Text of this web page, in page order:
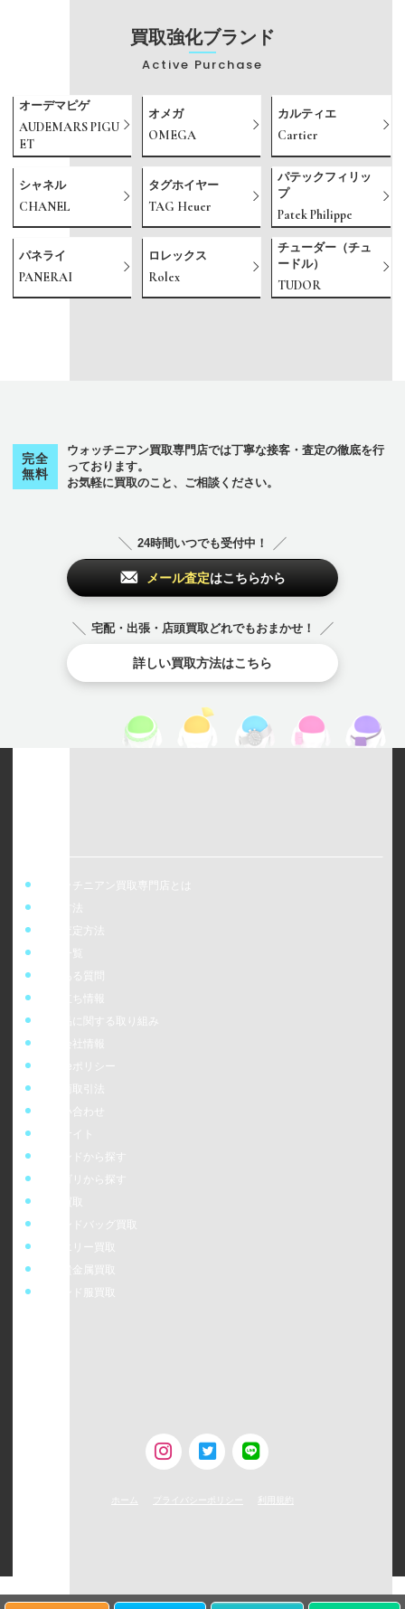
買取強化ブランド
Active Purchase
オーデマピゲ
AUDEMARS PIGU
ET
オメガ
OMEGA
カルティエ
Cartier
シャネル
CHANEL
タグホイヤー
TAG Heuer
パテックフィリッ
プ
Patek Philippe
パネライ
PANERAI
ロレックス
Rolex
チューダー（チュ
ードル）
TUDOR
完全
無料
ウォッチニアン買取専門店では丁寧な接客・査定の徹底を行
っております。
お気軽に買取のこと、ご相談ください。
24時間いつでも受付中！
メール査定はこちらから
宅配・出張・店頭買取どれでもおまかせ！
詳しい買取方法はこちら
ウォッチニアン買取専門店とは
買取方法
事前査定方法
店舗一覧
よくある質問
偽造品に関する取り組み
cookieポリシー
特定商取引法
お問い合わせ
販売サイト
ブランドから探す
カテゴリから探す
ブランドバッグ買取
ジュエリー買取
金・貴金属買取
ブランド服買取